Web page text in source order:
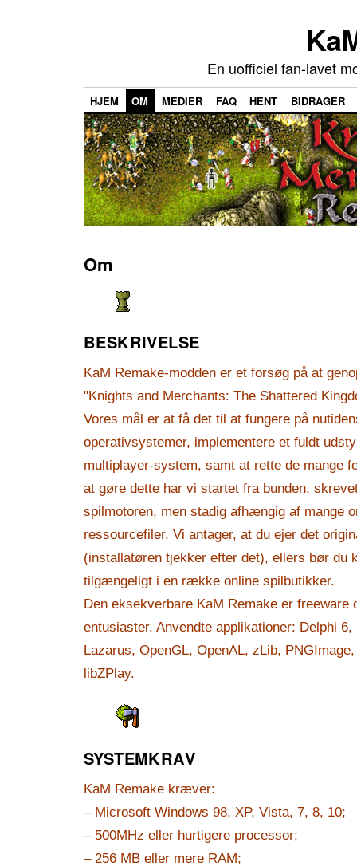
En uofficiel fan-lavet
HJEM OM MEDIER FAQ HENT BIDRAGER
Om
BESKRIVELSE
KaM Remake-modden er et forsøg på at
"Knights and Merchants: The Shattered
Vores mål er at få det til at fungere på
operativsystemer, implementere et fuldt
multiplayer-system, samt at rette de mange
at gøre dette har vi startet fra bunden,
spilmotoren, men stadig afhængig af mange
ressourcefiler. Vi antager, at du ejer det
(installatøren tjekker efter det), ellers bør du
tilgængeligt i en række online spilbutikker.
Den eksekverbare KaM Remake er freeware
entusiaster. Anvendte applikationer: Delphi
Lazarus, OpenGL, OpenAL, zLib,
libZPlay.
SYSTEMKRAV
KaM Remake kræver:
– Microsoft Windows 98, XP, Vista, 7, 8, 10;
– 500MHz eller hurtigere processor;
– 256 MB eller mere RAM;